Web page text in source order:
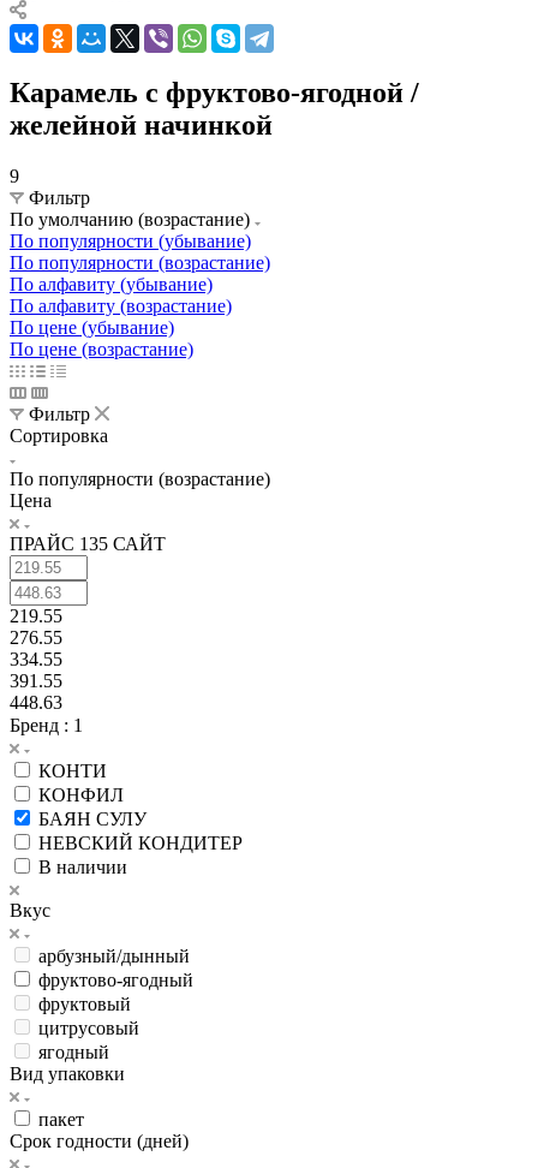
Карамель с фруктово-ягодной /
желейной начинкой
9
Фильтр
По умолчанию (возрастание)
По популярности (убывание)
По популярности (возрастание)
По алфавиту (убывание)
По алфавиту (возрастание)
По цене (убывание)
По цене (возрастание)
Фильтр
Сортировка
По популярности (возрастание)
Цена
ПРАЙС 135 САЙТ
219.55
276.55
334.55
391.55
448.63
Бренд : 1
КОНТИ
КОНФИЛ
БАЯН СУЛУ
НЕВСКИЙ КОНДИТЕР
В наличии
Вкус
арбузный/дынный
фруктово-ягодный
фруктовый
цитрусовый
ягодный
Вид упаковки
пакет
Срок годности (дней)